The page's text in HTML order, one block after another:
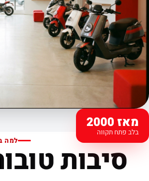
מאז 2000
בלב פתח תקווה
למה סיבות